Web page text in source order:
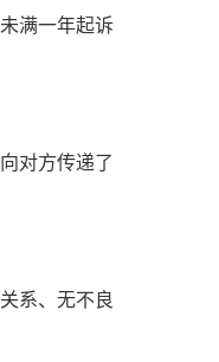
满一年起诉
对方传递了
系、无不良